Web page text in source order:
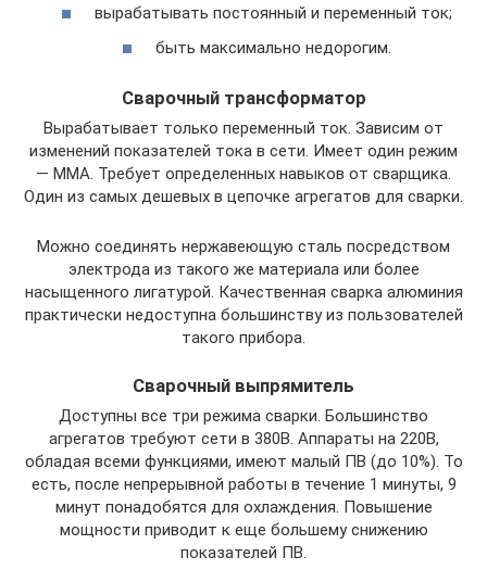
вырабатывать постоянный и переменный ток;
быть максимально недорогим.
Сварочный трансформатор
Вырабатывает только переменный ток. Зависим от
изменений показателей тока в сети. Имеет один режим
— MMA. Требует определенных навыков от сварщика.
Один из самых дешевых в цепочке агрегатов для сварки.
Можно соединять нержавеющую сталь посредством
электрода из такого же материала или более
насыщенного лигатурой. Качественная сварка алюминия
практически недоступна большинству из пользователей
такого прибора.
Сварочный выпрямитель
Доступны все три режима сварки. Большинство
агрегатов требуют сети в 380В. Аппараты на 220В,
обладая всеми функциями, имеют малый ПВ (до 10%). То
есть, после непрерывной работы в течение 1 минуты, 9
минут понадобятся для охлаждения. Повышение
мощности приводит к еще большему снижению
показателей ПВ.